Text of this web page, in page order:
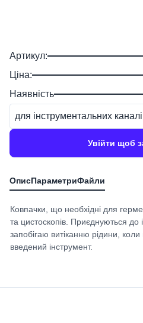
Артикул:
Ціна:
Наявність
для інструментальних
Увійти щоб
Ковпачки, що необхідні для
та цистоскопів. Приєднуються до
запобігаю витіканню рідини,
введений інструмент.